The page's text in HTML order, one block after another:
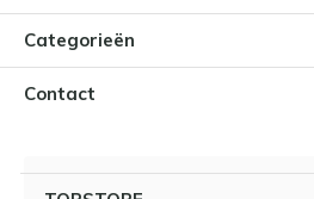
Categorieën
Contact